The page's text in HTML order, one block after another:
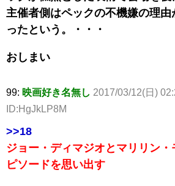
主催者側はペックの不機嫌の理
ったという。・・・
おしまい
99: 映画好き名無し 2017/03/12(日)
ID:HgJkLP8M
>>18
ジョー・ディマジオとマリリン
ピソードを思い出す